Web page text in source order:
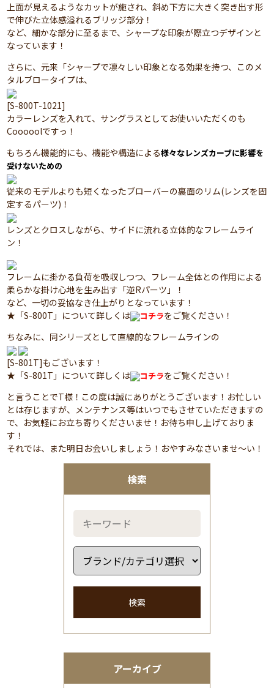
検索
検索
アーカイブ
上面が見えるようなカットが施され、斜め下方に大きく突き出す形
で伸びた立体感溢れるブリッジ部分！
など、細かな部分に至るまで、シャープな印象が際立つデザインと
なっています！
さらに、元来「シャープで凛々しい印象となる効果を持つ、このメ
タルブロータイプは、
[S-800T-1021]
カラーレンズを入れて、サングラスとしてお使いいただくのも
Cooooolですっ！
もちろん機能的にも、機能や構造による様々なレンズカーブに影響を
受けないための
従来のモデルよりも短くなったブローバーの裏面のリム(レンズを固
定するパーツ)！
レンズとクロスしながら、サイドに流れる立体的なフレームライ
ン！
フレームに掛かる負荷を吸収しつつ、フレーム全体との作用による
柔らかな掛け心地を生み出す「逆Rパーツ」！
など、一切の妥協なき仕上がりとなっています！
★「S-800T」について詳しくは
コチラをご覧ください！
ちなみに、同シリーズとして直線的なフレームラインの
[S-801T]もございます！
★「S-801T」について詳しくは
コチラをご覧ください！
と言うことでT様！この度は誠にありがとうございます！お忙しい
とは存じますが、メンテナンス等はいつでもさせていただきますの
で、お気軽にお立ち寄りくださいませ！お待ち申し上げておりま
す！
それでは、また明日お会いしましょう！おやすみなさいませ～い！